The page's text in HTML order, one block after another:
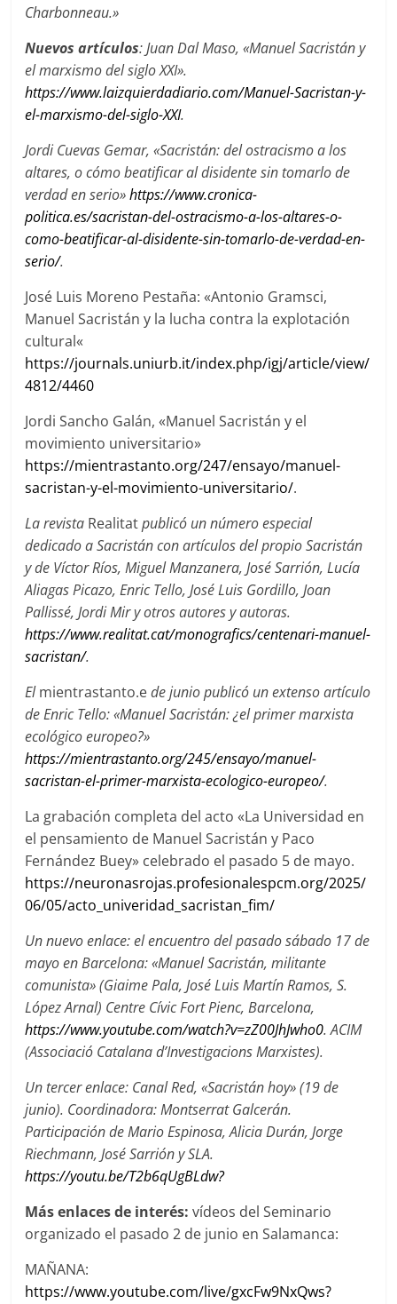
Charbonneau.»
Nuevos artículos: Juan Dal Maso, «Manuel Sacristán y
el marxismo del siglo XXI».
https://www.laizquierdadiario.com/Manuel-Sacristan-y-
el-marxismo-del-siglo-XXI.
Jordi Cuevas Gemar, «Sacristán: del ostracismo a los
altares, o cómo beatificar al disidente sin tomarlo de
verdad en serio»https://www.cronica-
politica.es/sacristan-del-ostracismo-a-los-altares-o-
como-beatificar-al-disidente-sin-tomarlo-de-verdad-en-
serio/.
José Luis Moreno Pestaña: «Antonio Gramsci,
Manuel Sacristán y la lucha contra la explotación
cultural«
https://journals.uniurb.it/index.php/igj/article/view/
4812/4460
Jordi Sancho Galán, «Manuel Sacristán y el
movimiento universitario»
https://mientrastanto.org/247/ensayo/manuel-
sacristan-y-el-movimiento-universitario/.
La revista Realitatpublicó un número especial
dedicado a Sacristán con artículos del propio Sacristán
y de Víctor Ríos, Miguel Manzanera, José Sarrión, Lucía
Aliagas Picazo, Enric Tello, José Luis Gordillo, Joan
Pallissé, Jordi Mir y otros autores y autoras.
https://www.realitat.cat/monografics/centenari-manuel-
sacristan/.
Elmientrastanto.ede junio publicó un extenso artículo
de Enric Tello: «Manuel Sacristán: ¿el primer marxista
ecológico europeo?»
https://mientrastanto.org/245/ensayo/manuel-
sacristan-el-primer-marxista-ecologico-europeo/.
La grabación completa del acto «La Universidad en
el pensamiento de Manuel Sacristán y Paco
Fernández Buey» celebrado el pasado 5 de mayo.
https://neuronasrojas.profesionalespcm.org/2025/
06/05/acto_univeridad_sacristan_fim/
Un nuevo enlace: el encuentro del pasado sábado 17 de
mayo en Barcelona: «Manuel Sacristán, militante
comunista» (Giaime Pala, José Luis Martín Ramos, S.
López Arnal) Centre Cívic Fort Pienc, Barcelona,
https://www.youtube.com/watch?v=zZ00JhJwho0. ACIM
(Associació Catalana d’Investigacions Marxistes).
Un tercer enlace: Canal Red, «Sacristán hoy» (19 de
junio). Coordinadora: Montserrat Galcerán.
Participación de Mario Espinosa, Alicia Durán, Jorge
Riechmann, José Sarrión y SLA.
https://youtu.be/T2b6qUgBLdw?
Más enlaces de interés: vídeos del Seminario
organizado el pasado 2 de junio en Salamanca:
MAÑANA:
https://www.youtube.com/live/gxcFw9NxQws?